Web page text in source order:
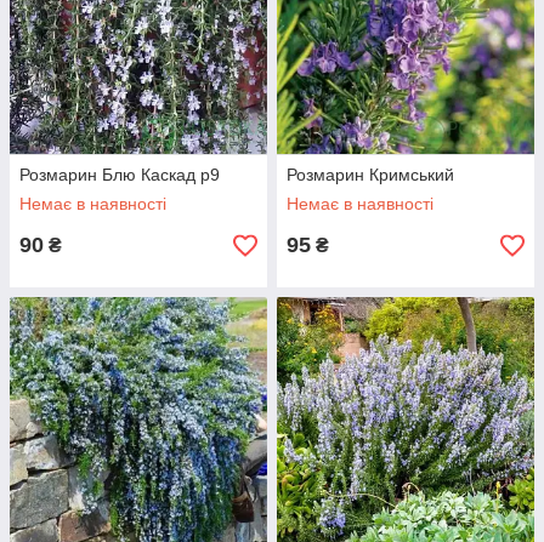
Розмарин Блю Каскад р9
Немає в наявності
90 ₴
Розмарин Кримський
Немає в наявності
95 ₴